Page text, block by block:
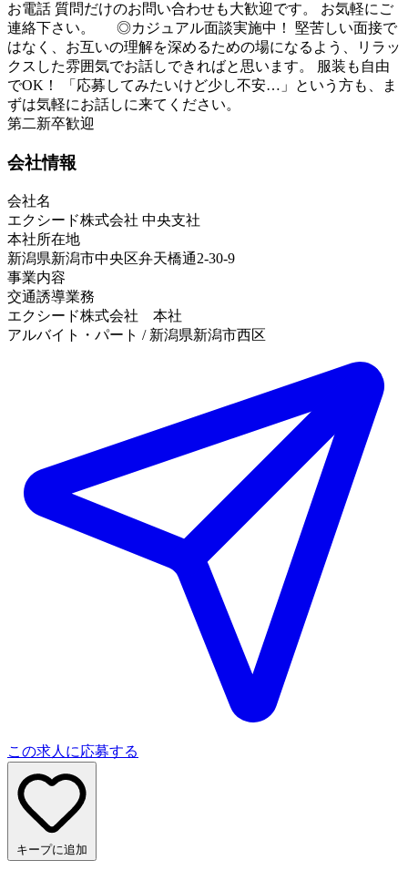
お電話 質問だけのお問い合わせも大歓迎です。 お気軽にご
連絡下さい。 ◎カジュアル面談実施中！ 堅苦しい面接で
はなく、お互いの理解を深めるための場になるよう、リラッ
クスした雰囲気でお話しできればと思います。 服装も自由
でOK！ 「応募してみたいけど少し不安…」という方も、ま
ずは気軽にお話しに来てください。
第二新卒歓迎
会社情報
会社名
エクシード株式会社 中央支社
本社所在地
新潟県新潟市中央区弁天橋通2-30-9
事業内容
交通誘導業務
エクシード株式会社 本社
アルバイト・パート / 新潟県新潟市西区
この求人に応募する
キープに追加